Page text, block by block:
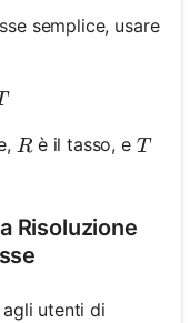
semplice, usare
R \times T
R
Rè il tasso, e T
T
Risoluzione
agli utenti di